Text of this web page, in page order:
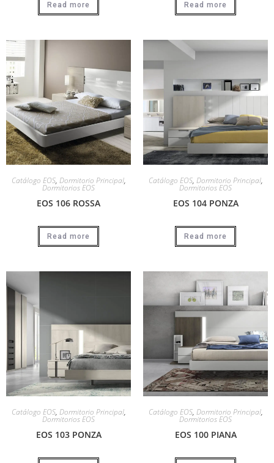
Read more Read more
Catálogo EOS, Dormitorio Principal,
Dormitorios EOS
EOS 106 ROSSA
Read more
Catálogo EOS, Dormitorio Principal,
Dormitorios EOS
EOS 104 PONZA
Read more
Catálogo EOS, Dormitorio Principal,
Dormitorios EOS
EOS 103 PONZA
Catálogo EOS, Dormitorio Principal,
Dormitorios EOS
EOS 100 PIANA